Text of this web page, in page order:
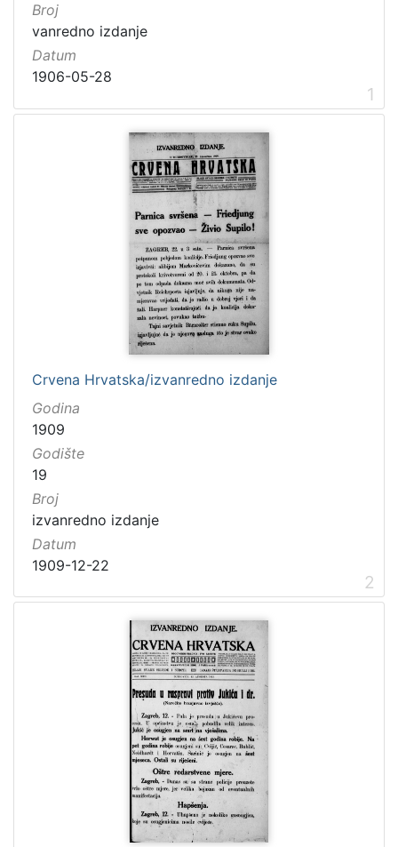
Broj
vanredno izdanje
Datum
1906-05-28
1
Crvena Hrvatska/izvanredno izdanje
Godina
1909
Godište
19
Broj
izvanredno izdanje
Datum
1909-12-22
2